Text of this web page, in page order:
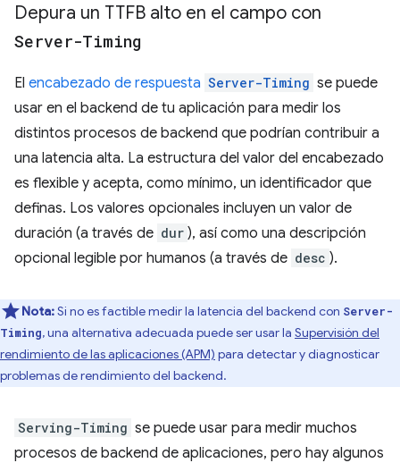
Depura un TTFB alto en el campo con
Server-Timing
El encabezado de respuesta Server-Timing se puede
usar en el backend de tu aplicación para medir los
distintos procesos de backend que podrían contribuir a
una latencia alta. La estructura del valor del encabezado
es flexible y acepta, como mínimo, un identificador que
definas. Los valores opcionales incluyen un valor de
duración (a través de dur ), así como una descripción
opcional legible por humanos (a través de desc ).
Nota:Si no es factible medir la latencia del backend con Server-
Timing, una alternativa adecuada puede ser usar la Supervisión del
rendimiento de las aplicaciones (APM) para detectar y diagnosticar
problemas de rendimiento del backend.
Serving-Timing se puede usar para medir muchos
procesos de backend de aplicaciones, pero hay algunos